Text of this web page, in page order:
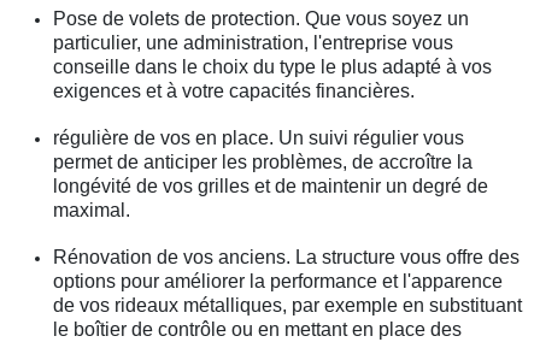
Pose de volets de protection. Que vous soyez un
particulier, une administration, l'entreprise vous
conseille dans le choix du type le plus adapté à vos
exigences et à votre capacités financières.
régulière de vos en place. Un suivi régulier vous
permet de anticiper les problèmes, de accroître la
longévité de vos grilles et de maintenir un degré de
maximal.
Rénovation de vos anciens. La structure vous offre des
options pour améliorer la performance et l'apparence
de vos rideaux métalliques, par exemple en substituant
le boîtier de contrôle ou en mettant en place des